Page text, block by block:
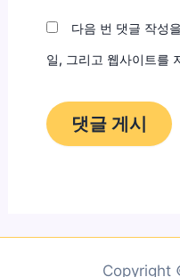
다음 번 댓글 작성
일, 그리고 웹사이트를
Copyright